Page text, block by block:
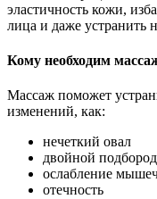
эластичность кожи,
лица и даже устранить
Кому необходим
Массаж поможет
изменений, как:
нечеткий овал
двойной
ослабление
отечность